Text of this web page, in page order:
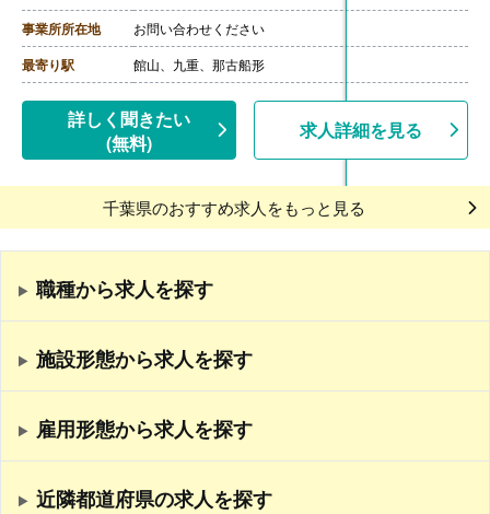
他2,000円
・時間外手当
【通勤手当】あり（上限なし）
【昇給】あり
【退職金】あり※勤続3年以上
事業所所在地 お問い合わせください
最寄り駅 館山、九重、那古船形
詳しく聞きたい
(無料)
求人詳細を見る
千葉県のおすすめ求人をもっと見る
職種から求人を探す
施設形態から求人を探す
雇用形態から求人を探す
近隣都道府県の求人を探す